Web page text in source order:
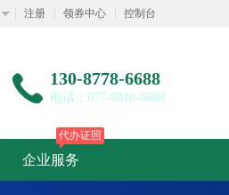
注册 领券中心 控制台
130-8778-6688
电话：077-8818-6688
企业服务
代办证照